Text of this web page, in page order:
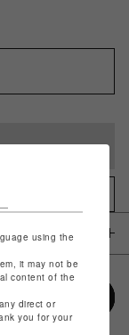
using the
it may not be
content of the
direct or
you for your